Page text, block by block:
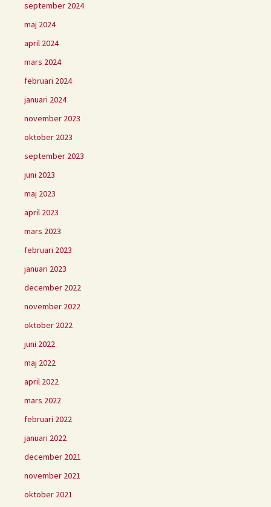
september 2024
maj 2024
april 2024
mars 2024
februari 2024
januari 2024
november 2023
oktober 2023
september 2023
juni 2023
maj 2023
april 2023
mars 2023
februari 2023
januari 2023
december 2022
november 2022
oktober 2022
juni 2022
maj 2022
april 2022
mars 2022
februari 2022
januari 2022
december 2021
november 2021
oktober 2021